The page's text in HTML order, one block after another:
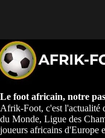
Le foot africain, notre
Afrik-Foot, c'est l'actualité
du Monde, Ligue des
joueurs africains d'Europe